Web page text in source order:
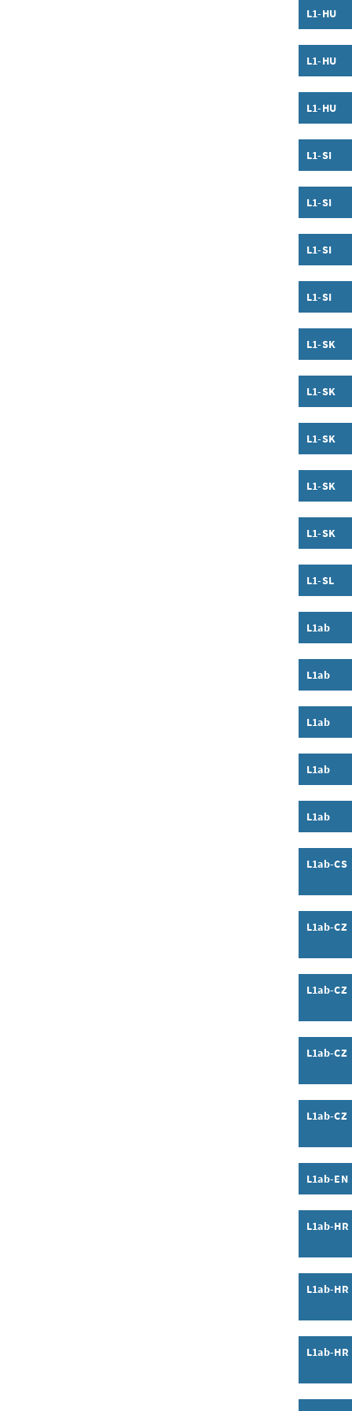
L1-HU
Inhalt
L1-HU
Inhalt
L1-HU
Inhalt
L1-SI
Inhalt
L1-SI
Inhalt
L1-SI
Inhalt
L1-SI
Inhalt
L1-SK
Inhalt
L1-SK
Inhalt
L1-SK
Inhalt
L1-SK
Inhalt
L1-SK
Inhalt
L1-SL
Inhalt
L1ab
Inhalt
L1ab
Inhalt
L1ab
Inhalt
L1ab
Inhalt
L1ab
Inhalt
L1ab-CS
Inhalt
L1ab-CZ
Inhalt
L1ab-CZ
Inhalt
L1ab-CZ
Inhalt
L1ab-CZ
Inhalt
L1ab-EN
Inhalt
L1ab-HR
Inhalt
L1ab-HR
Inhalt
L1ab-HR
Inhalt